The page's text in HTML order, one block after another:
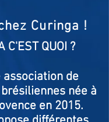
Curinga !
C'EST QUOI ?
association de
née à
en 2015.